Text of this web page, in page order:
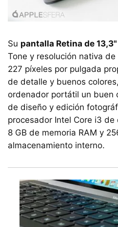
Su pantalla Retina de 13,3"
Tone y resolución nativa
227 píxeles por pulgada
de detalle y buenos
ordenador portátil un buen
de diseño y edición
procesador Intel Core i3 de
8 GB de memoria RAM y
almacenamiento interno.